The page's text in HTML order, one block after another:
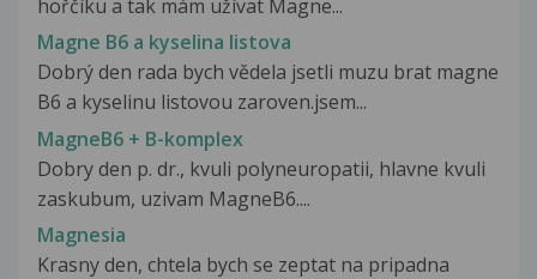
hořčíku a tak mám užívat Magne...
Magne B6 a kyselina listova
Dobrý den rada bych vědela jsetli muzu brat magne
B6 a kyselinu listovou zaroven.jsem...
MagneB6 + B-komplex
Dobry den p. dr., kvuli polyneuropatii, hlavne kvuli
zaskubum, uzivam MagneB6....
Magnesia
Krasny den, chtela bych se zeptat na pripadna